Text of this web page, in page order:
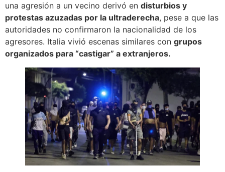
una agresión a un vecino derivó en disturbios y
protestas azuzadas por la ultraderecha, pese a que las
autoridades no confirmaron la nacionalidad de los
agresores. Italia vivió escenas similares con grupos
organizados para “castigar” a extranjeros.